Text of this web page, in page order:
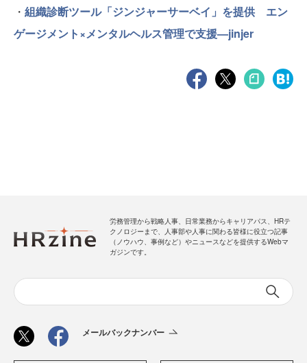
・ 組織診断ツール「ジンジャーサーベイ」を提供 エン
ゲージメント×メンタルヘルス管理で支援—jinjer
労務管理から戦略人事、日常業務からキャリアパス、HRテ
クノロジーまで、人事部や人事に関わる皆様に役立つ記事
（ノウハウ、事例など）やニュースなどを提供するWebマ
ガジンです。
メールバックナンバー